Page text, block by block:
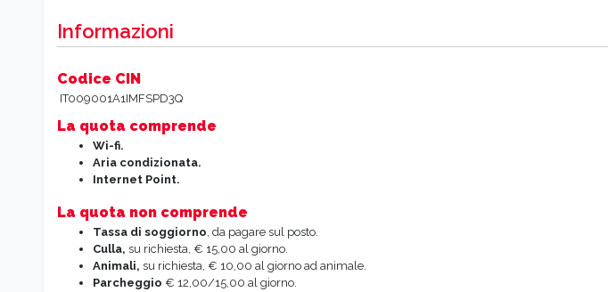
Informazioni
Codice CIN
IT009001A1IMFSPD3Q
La quota comprende
Wi-fi.
Aria condizionata.
Internet Point.
La quota non comprende
Tassa di soggiorno, da pagare sul posto.
Culla, su richiesta, € 15,00 al giorno.
Animali, su richiesta, € 10,00 al giorno ad animale.
Parcheggio € 12,00/15,00 al giorno.